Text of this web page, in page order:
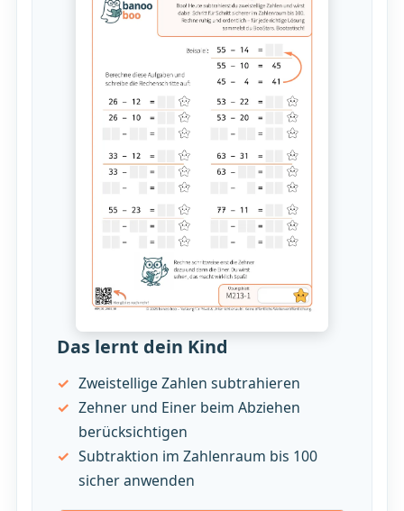
Das lernt dein Kind
Zweistellige Zahlen subtrahieren
Zehner und Einer beim Abziehen
berücksichtigen
Subtraktion im Zahlenraum bis 100
sicher anwenden